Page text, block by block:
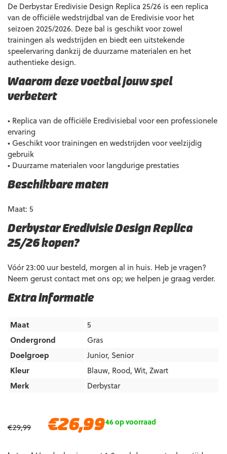
€29,99
Oorspronkelijke
€26,99Huidige
46 op voorraad
Extra informatie
Maat
5
Ondergrond
Gras
Doelgroep
Junior, Senior
Kleur
Blauw, Rood, Wit, Zwart
Merk
Derbystar
De Derbystar Eredivisie Design Replica 25/26 is een replica
van de officiële wedstrijdbal van de Eredivisie voor het
seizoen 2025/2026. Deze bal is geschikt voor zowel
trainingen als wedstrijden en biedt een uitstekende
speelervaring dankzij de duurzame materialen en het
authentieke design.
Waarom deze voetbal jouw spel
verbetert
• Replica van de officiële Eredivisiebal voor een professionele
ervaring
• Geschikt voor trainingen en wedstrijden voor veelzijdig
gebruik
• Duurzame materialen voor langdurige prestaties
Beschikbare maten
Maat: 5
Derbystar Eredivisie Design Replica
25/26 kopen?
Vóór 23:00 uur besteld, morgen al in huis. Heb je vragen?
Neem gerust contact met ons op; we helpen je graag verder.